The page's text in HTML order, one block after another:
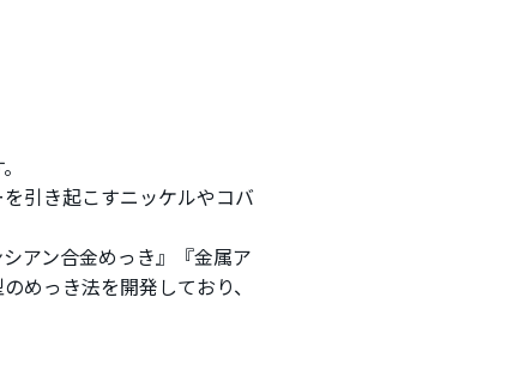
引き起こすニッケルやコバ
アン合金めっき』『金属ア
めっき法を開発しており、